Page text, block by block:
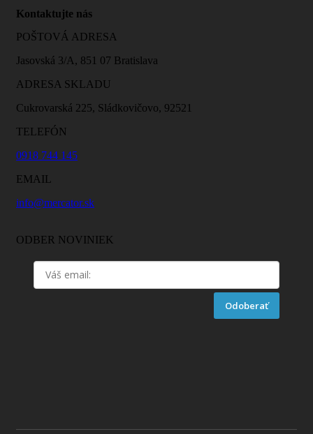
Kontaktujte nás
POŠTOVÁ ADRESA
Jasovská 3/A, 851 07 Bratislava
ADRESA SKLADU
Cukrovarská 225, Sládkovičovo, 92521
TELEFÓN
0918 744 145
EMAIL
info@mercator.sk
ODBER NOVINIEK
Odoberať